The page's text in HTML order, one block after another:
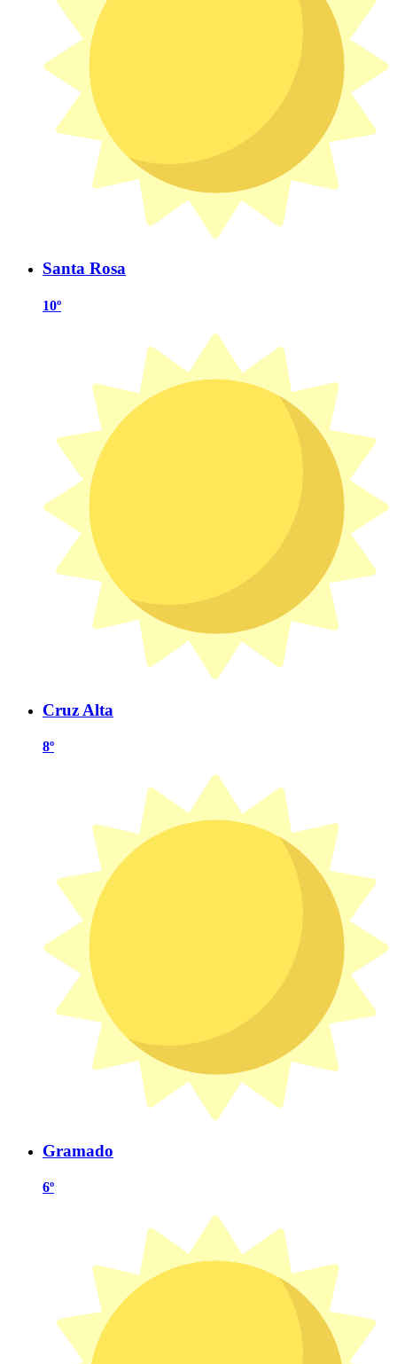
Santa Rosa
10º
Cruz Alta
8º
Gramado
6º